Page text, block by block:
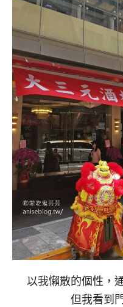
以我懶散的個性，
但我看到